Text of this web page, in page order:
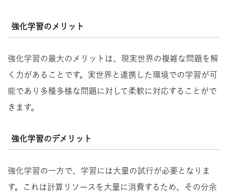
強化学習のメリット
強化学習の最大のメリットは、現実世界の複雑な問題を解
く力があることです。実世界と連携した環境での学習が可
能であり多種多様な問題に対して柔軟に対応することがで
きます。
強化学習のデメリット
強化学習の一方で、学習には大量の試行が必要となりま
す。これは計算リソースを大量に消費するため、その分余